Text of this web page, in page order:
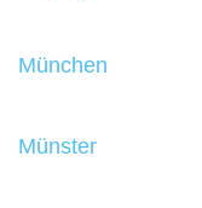
München
Münster